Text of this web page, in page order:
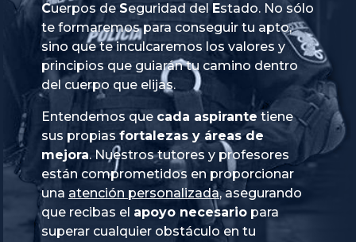
Cuerpos de Seguridad del Estado. No sólo
te formaremos para conseguir tu apto,
sino que te inculcaremos los valores y
principios que guiarán tu camino dentro
del cuerpo que elijas.
Entendemos que cada aspirante tiene
sus propias fortalezas y áreas de
mejora. Nuestros tutores y profesores
están comprometidos en proporcionar
una atención personalizada, asegurando
que recibas el apoyo necesario para
superar cualquier obstáculo en tu